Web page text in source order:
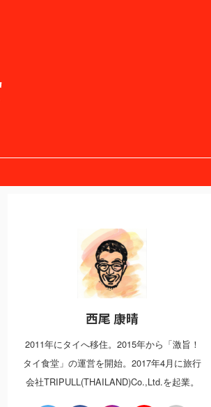
西尾 康晴
2011年にタイへ移住。2015年から「激旨！
タイ食堂」の運営を開始。2017年4月に旅行
会社TRIPULL(THAILAND)Co.,Ltd.を起業。